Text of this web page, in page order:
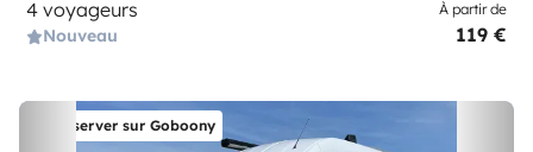
4 voyageurs
Nouveau
À partir de
119 €
Réserver sur Goboony